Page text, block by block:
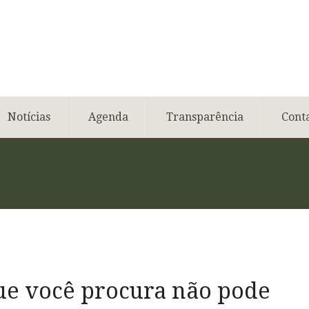
Notícias Agenda Transparência
você procura não pode